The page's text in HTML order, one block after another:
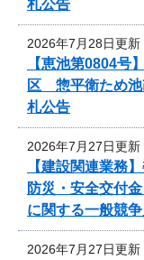
札公告
2026年7月28日更新
【恵池第0804
区 惣平衛ため池
札公告
2026年7月27日更新
【建設関連業務
防災・安全交付
に関する一般競
2026年7月27日更新